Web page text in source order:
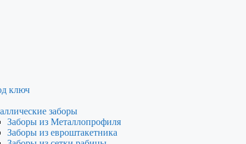
ключ
заборы
Заборы из Металлопрофиля
Заборы из евроштакетника